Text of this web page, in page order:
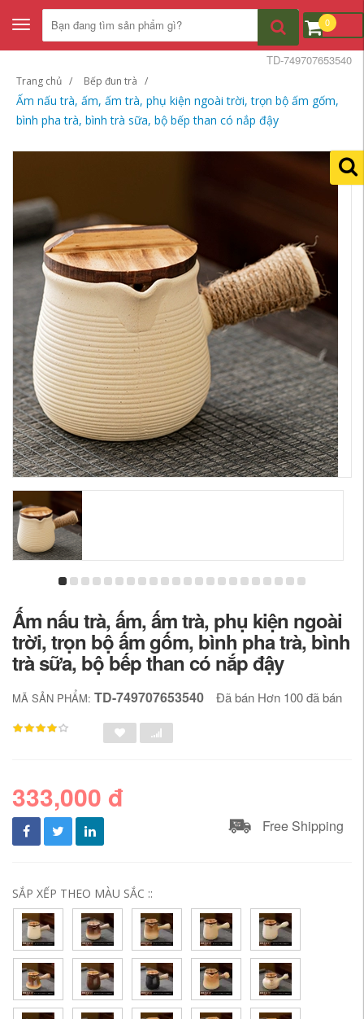
Toggle
navigation
0
Trang chủ Bếp đun trà
Ấm nấu trà, ấm, ấm trà, phụ kiện ngoài trời, trọn bộ ấm gốm,
bình pha trà, bình trà sữa, bộ bếp than có nắp đậy
TD-749707653540
Ấm nấu trà, ấm, ấm trà, phụ kiện ngoài
trời, trọn bộ ấm gốm, bình pha trà, bình
trà sữa, bộ bếp than có nắp đậy
MÃ SẢN PHẨM: TD-749707653540 Đã bán Hơn 100 đã bán
333,000 đ
Free Shipping
SẮP XẾP THEO MÀU SẮC ::